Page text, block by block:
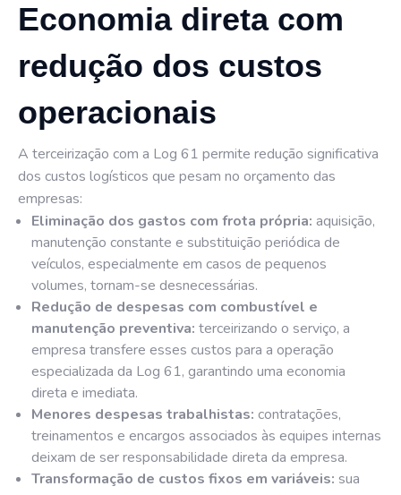
Economia direta com
redução dos custos
operacionais
A terceirização com a Log 61 permite redução significativa
dos custos logísticos que pesam no orçamento das
empresas:
Eliminação dos gastos com frota própria: aquisição,
manutenção constante e substituição periódica de
veículos, especialmente em casos de pequenos
volumes, tornam-se desnecessárias.
Redução de despesas com combustível e
manutenção preventiva: terceirizando o serviço, a
empresa transfere esses custos para a operação
especializada da Log 61, garantindo uma economia
direta e imediata.
Menores despesas trabalhistas: contratações,
treinamentos e encargos associados às equipes internas
deixam de ser responsabilidade direta da empresa.
Transformação de custos fixos em variáveis: sua